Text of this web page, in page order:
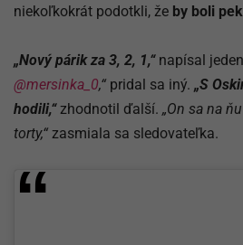
niekoľkokrát podotkli, že by boli
„Nový párik za 3, 2, 1,“ napísal
@mersinka_0,“ pridal sa iný. „S
hodili­,“zhodnotil ďalší. „­On sa na
torty,“ zasmiala sa sledovateľka.